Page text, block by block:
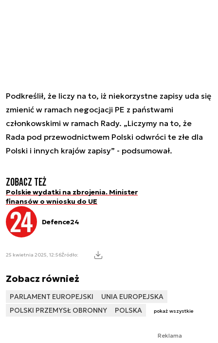
Podkreślił, że liczy na to, iż niekorzystne zapisy uda się
zmienić w ramach negocjacji PE z państwami
członkowskimi w ramach Rady. „Liczymy na to, że
Rada pod przewodnictwem Polski odwróci te złe dla
Polski i innych krajów zapisy” - podsumował.
Zobacz też
Polskie wydatki na zbrojenia. Minister
finansów o wniosku do UE
Defence24
25 kwietnia 2025, 12:56Źródło:
Zobacz również
PARLAMENT EUROPEJSKI
UNIA EUROPEJSKA
POLSKI PRZEMYSŁ OBRONNY
POLSKA pokaż wszystkie
Reklama